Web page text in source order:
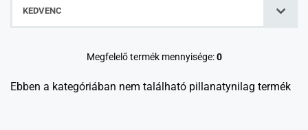
KEDVENC
Megfelelő termék mennyisége:0
Ebben a kategóriában nem található pillanatynilag termék